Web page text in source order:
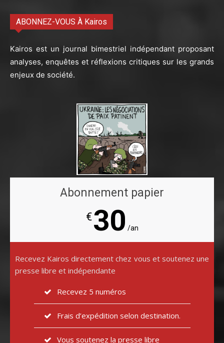
ABONNEZ-VOUS À Kairos
Kairos est un journal bimestriel indépendant proposant
analyses, enquêtes et réflexions critiques sur les grands
enjeux de société.
Abonnement papier
€30 /an
Recevez Kairos directement chez vous et soutenez une
presse libre et indépendante
Recevez 5 numéros
Frais d’expédition selon destination.
Vous soutenez la presse libre